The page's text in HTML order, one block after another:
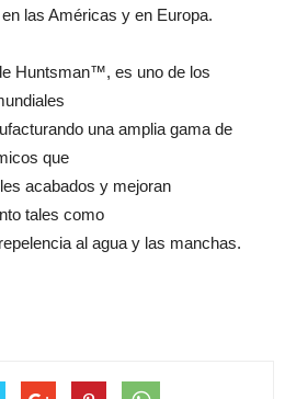
las Américas y en Europa.
Huntsman™, es uno de los
una amplia gama de
que
acabados y mejoran
tales como
al agua y las manchas.